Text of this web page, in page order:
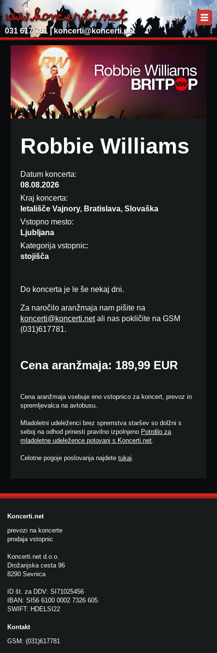
031 617 781 | koncerti@koncerti.net
Robbie Williams
Datum koncerta:
08.08.2026
Kraj koncerta:
letališče Vajnory, Bratislava, Slovaška
Vstopno mesto:
Ljubljana
Kategorija vstopnic:
stojišča
Do koncerta je le še nekaj dni.
Za naročilo aranžmaja nam pišite na
koncerti@koncerti.netali nas pokličite na GSM
(031)617781.
Cena aranžmaja: 189,99 EUR
Cena aranžmaja vsebuje eno vstopnico za koncert, prevoz in
spremljevalca na avtobusu.
Mladoletni udeleženci brez spremstva staršev so dolžni s
seboj na odhod prinesti pravilno izpolnjeno Potrdilo za
mladoletne udeležence potovanj s Koncerti.net.
Celotne pogoje poslovanja najdetetukaj.
Koncerti.net
prevozi na koncerte
prodaja vstopnic
Koncerti.net d.o.o.
Drožanjska cesta 96
8290 Sevnica
ID št. za DDV: SI71025456
IBAN: SI56 6100 0002 7326 605
SWIFT: HDELSI22
Kontakt
GSM: (031)617781